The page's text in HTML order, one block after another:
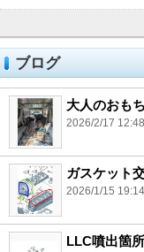
ブログ
大人のおも
2026/2/17 12:48
ガスケット
2026/1/15 19:14
LLC噴出箇所